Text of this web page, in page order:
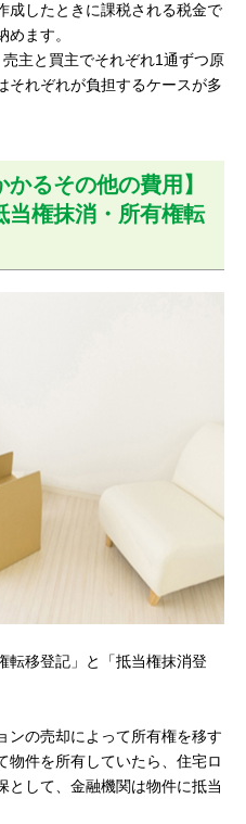
成したときに課税される税金で
ます。
主と買主でそれぞれ1通ずつ原
それぞれが負担するケースが多
かるその他の費用】
当権抹消・所有権転
転移登記」と「抵当権抹消登
ンの売却によって所有権を移す
物件を所有していたら、住宅ロ
として、金融機関は物件に抵当